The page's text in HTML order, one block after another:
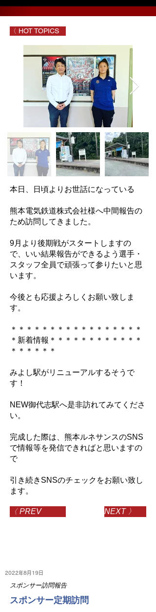
〈 HOT TOPICS
本日、日頃よりお世話になっている
熊本電気鉄道株式会社様へ中間報告の
ため訪問してきました。
9月より後期戦がスタートしますの
で、いい結果報告ができるよう選手・
スタッフ全員で頑張って参りたいと思
います。
今後とも応援よろしくお願い致しま
す。
＊＊＊＊＊＊＊＊＊＊＊＊＊＊＊＊＊
＊新着情報＊＊＊＊＊＊＊＊＊＊＊＊
＊＊＊＊＊＊
みよし駅がリニューアルするそうで
す！
NEW御代志駅へ是非訪れてみてくださ
い。
完成した際は、熊本ルネサンスのSNS
で情報等を発信できればと思いますの
で
引き続きSNSのチェックをお願い致し
ます。
〈 PREV NEXT 〉
2022年8月19日
スポンサー訪問報告
スポンサー定期訪問